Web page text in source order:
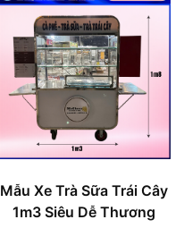
Mẫu Xe Trà Sữa Trái Cây
1m3 Siêu Dễ Thương